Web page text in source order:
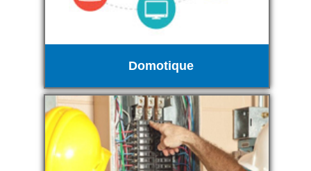
Domotique